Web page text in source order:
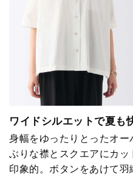
ワイドシルエットで夏も
身幅をゆったりとったオ
ぶりな襟とスクエアにカ
印象的。ボタンをあけて